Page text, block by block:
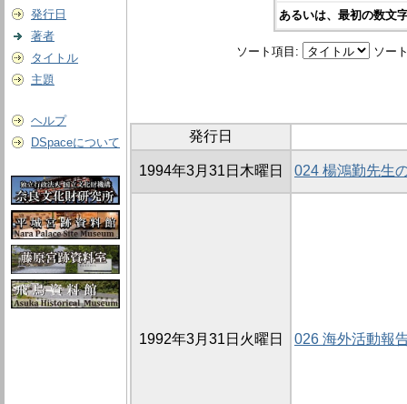
発行日
著者
タイトル
主題
ヘルプ
DSpaceについて
あるいは、最初の数文
ソート項目: ソー
発行日
1994年3月31日木曜日 024 楊鴻勤先生
1992年3月31日火曜日 026 海外活動報